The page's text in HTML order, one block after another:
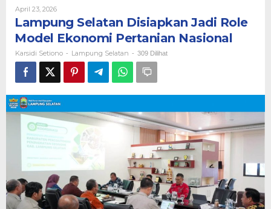
Role
Model
Ekonomi
April 23, 2026Oleh
Setiono
Lampung Selatan Disiapkan Jadi Role
Model Ekonomi Pertanian Nasional
Karsidi Setiono - Lampung Selatan - 309 Dilihat